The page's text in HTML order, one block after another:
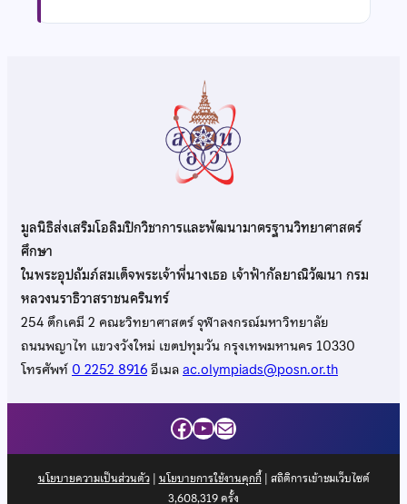
มูลนิธิส่งเสริมโอลิมปิกวิชาการและพัฒนามาตรฐานวิทยาศาสตร์
ศึกษา
ในพระอุปถัมภ์สมเด็จพระเจ้าพี่นางเธอ เจ้าฟ้ากัลยาณิวัฒนา กรม
หลวงนราธิวาสราชนครินทร์
254 ตึกเคมี 2 คณะวิทยาศาสตร์ จุฬาลงกรณ์มหาวิทยาลัย
ถนนพญาไท แขวงวังใหม่ เขตปทุมวัน กรุงเทพมหานคร 10330
โทรศัพท์0 2252 8916อีเมลac.olympiads@posn.or.th
Facebook
YouTube
Mail
นโยบายความเป็นส่วนตัว| นโยบายการใช้งานคุกกี้| สถิติการเข้าชมเว็บไซต์
3,608,319ครั้ง